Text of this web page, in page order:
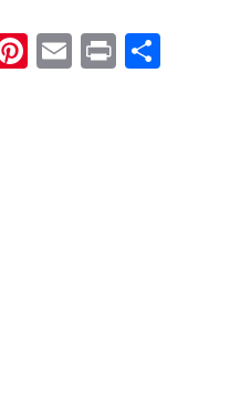
Pinterest
EmailPrint